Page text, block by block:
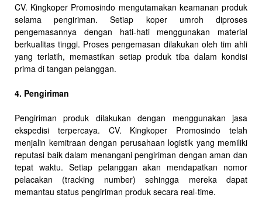
CV. Kingkoper Promosindo mengutamakan keamanan produk
selama pengiriman. Setiap koper umroh diproses
pengemasannya dengan hati-hati menggunakan material
berkualitas tinggi. Proses pengemasan dilakukan oleh tim ahli
yang terlatih, memastikan setiap produk tiba dalam kondisi
prima di tangan pelanggan.
4. Pengiriman
Pengiriman produk dilakukan dengan menggunakan jasa
ekspedisi terpercaya. CV. Kingkoper Promosindo telah
menjalin kemitraan dengan perusahaan logistik yang memiliki
reputasi baik dalam menangani pengiriman dengan aman dan
tepat waktu. Setiap pelanggan akan mendapatkan nomor
pelacakan (tracking number) sehingga mereka dapat
memantau status pengiriman produk secara real-time.